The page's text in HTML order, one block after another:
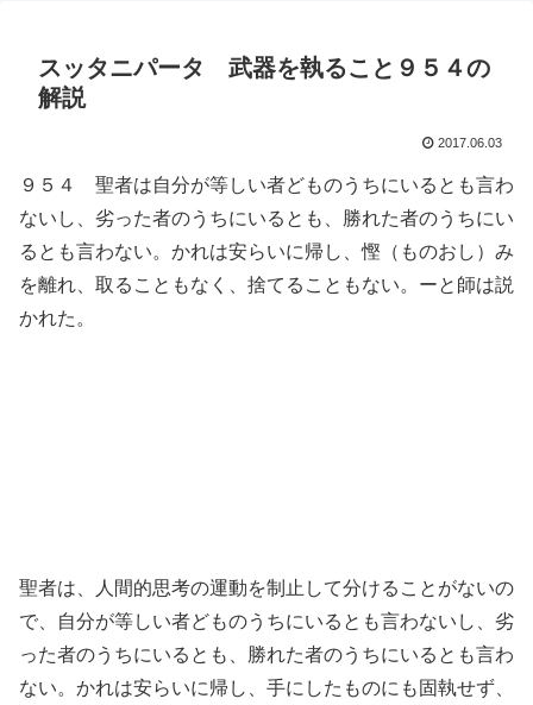
スッタニパータ 武器を執ること９５４の
解説
2017.06.03
９５４ 聖者は自分が等しい者どものうちにいるとも言わ
ないし、劣った者のうちにいるとも、勝れた者のうちにい
るとも言わない。かれは安らいに帰し、慳（ものおし）み
を離れ、取ることもなく、捨てることもない。ーと師は説
かれた。
聖者は、人間的思考の運動を制止して分けることがないの
で、自分が等しい者どものうちにいるとも言わないし、劣
った者のうちにいるとも、勝れた者のうちにいるとも言わ
ない。かれは安らいに帰し、手にしたものにも固執せず、